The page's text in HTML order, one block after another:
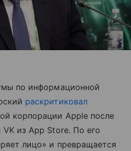
по информационной
раскритиковал
корпорации Apple после
из App Store. По его
лицо» и превращается